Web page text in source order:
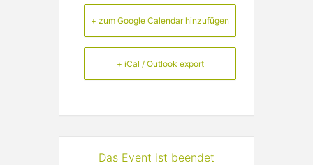
+ zum Google Calendar hinzufügen
+ iCal / Outlook export
Das Event ist beendet